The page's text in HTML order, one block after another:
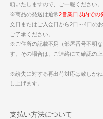
頼いたしますので、ご一報ください。
※商品の発送は通常2営業日以内での
文日またはご入金日から2日～4日の
ご了承ください。
※ご住所の記載不足（部屋番号不明
す。その場合は、ご連絡にて確認の
※紛失に対する再出荷対応は致しか
し上げます。
支払い方法について